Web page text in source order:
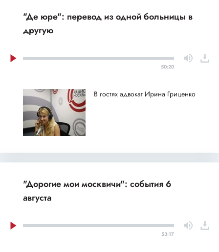
"Де юре": перевод из одной больницы в
другую
50:20
В гостях адвокат Ирина Гриценко
"Дорогие мои москвичи": события 6
августа
53:17